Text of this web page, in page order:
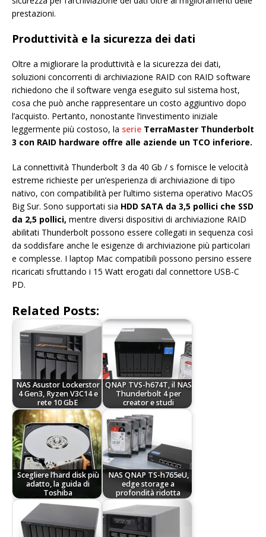
prestazioni.
Produttività e la sicurezza dei dati
Oltre a migliorare la produttività e la sicurezza dei dati,
soluzioni concorrenti di archiviazione RAID con RAID software
richiedono che il software venga eseguito sul sistema host,
cosa che può anche rappresentare un costo aggiuntivo dopo
l’acquisto. Pertanto, nonostante l’investimento iniziale
leggermente più costoso, la serie TerraMaster Thunderbolt
3 con RAID hardware offre alle aziende un TCO inferiore.
La connettività Thunderbolt 3 da 40 Gb / s fornisce le velocità
estreme richieste per un’esperienza di archiviazione di tipo
nativo, con compatibilità per l’ultimo sistema operativo MacOS
Big Sur. Sono supportati sia HDD SATA da 3,5 pollici che SSD
da 2,5 pollici, mentre diversi dispositivi di archiviazione RAID
abilitati Thunderbolt possono essere collegati in sequenza così
da soddisfare anche le esigenze di archiviazione più particolari
e complesse. I laptop Mac compatibili possono persino essere
ricaricati sfruttando i 15 Watt erogati dal connettore USB-C
PD.
Related Posts:
NAS Asustor Lockerstor
4 Gen3, Ryzen V3C14 e
rete 10 GbE
QNAP TVS-h674T, il NAS
Thunderbolt 4 per
creator e studi
Scegliere l’hard disk più
adatto, la guida di
Toshiba
NAS QNAP TS-h765eU,
edge storage a
profondità ridotta